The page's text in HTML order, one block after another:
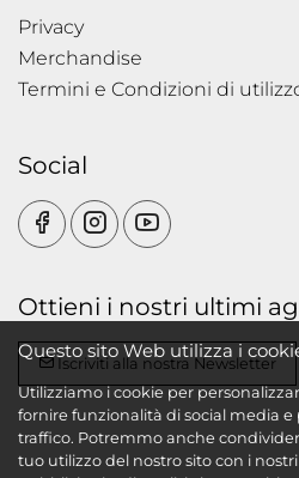
Privacy
Merchandise
Termini e Condizioni di
Social
Ottieni i nostri ultimi
Iscriviti alla nostra Newsletter
Questo sito Web utilizza i
Utilizziamo i cookie per
fornire funzionalità di social media e
traffico. Potremmo anche
tuo utilizzo del nostro sito con i